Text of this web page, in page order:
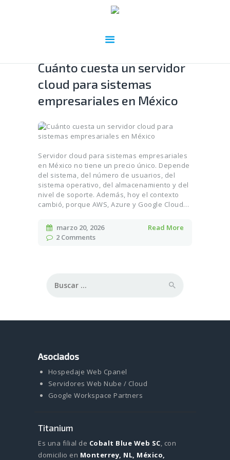
Cuánto cuesta un servidor
cloud para sistemas
empresariales en México
Servidor cloud para sistemas empresariales
en México no tiene un precio único. Depende
del sistema, del número de usuarios, del
sistema operativo, del almacenamiento y del
nivel de soporte. Además, hoy el contexto
cambió, porque AWS, Azure y Google Cloud…
marzo 20, 2026
2 Comments
Read More
Asociados
Hospedaje Web Cpanel
Servidores Web Nube / Cloud
Google Workspace Partners
Titanium
Es una filial de Cobalt Blue Web SC, con
domicilio en Monterrey, NL, México,